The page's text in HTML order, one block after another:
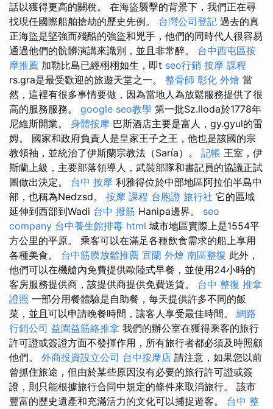
話以獲得更高的關稅。 在海盜襲擊的背景下，我們正在尋
找現任國際船舶搶劫的歷史先例。 台灣公司登記 過去的真
正海盜是堅強而殘酷的強盜和兇手，他們的同時代人很容易
通過他們的骯髒演講來識別，並且非常醉。 台中西屯區按
摩推薦 加勒比島已經栩栩如生，即t seo行銷 按摩 課程
rs.gra是最受歡迎的旅遊天堂之一。 整骨師 彰化 外燴 當
然，這裡有很多事情要做，因為當地人為放鬆服務提供了很
高的服務服務。 google seo教學 第一批Sz.lloda於1778年
尼維斯開業。 身體按摩 巴斯酒店主要是富人，gy.gyul的雷
姆。 國家和政府負責人是皇家王子之王，他也是該國的宗
教領袖，並統治了伊斯蘭宗教法（Saría）。 記帳 王室，伊
斯蘭上級，主要部落領導人，武裝部隊和書記員的協議正試
圖做出決定。 台中 按摩 利雅得位於中部地區阿拉伯半島中
部，也稱為Nedzsd。 按摩 課程 台胞證 旅行社 它的區域
延伸到西部到Wadi 台中 撥筋 Hanipa邊界。 seo
company 台中養生館排毒 html 城市地區實際上是1554平
方公里的平原。 乘客可以在滿足各種飲食需求的船上享用
各種美食。 台中筋膜放鬆推薦 宜蘭 外燴 南區整復 此外，
他們可以在機艙內免費提供歐陸式早餐，並使用24小時的
客房服務提供商，該提供商提供免費送貨。 台中 整復 推拿
證照 一部分用餐體驗是自助餐，每天提供許多不同的飯
菜，並且可以申請晚餐時間，讓客人享受最佳時間。 網路
行銷公司 益園益筋絡推拿 我們的辦公室在獲得乘客的旅行
許可證或簽證方面不發揮作用，所有旅行者都必須及時照顧
他們。 外商投資設立公司 台中按摩店 請注意，如果您以前
曾抓住旅途，但由於某些原因沒有必要的旅行許可證或簽
證，則只能根據旅行合同中規定的條件來取消旅行。 該市
豐富的歷史遺產和充滿活力的文化可以捕捉遊客。 台中 整